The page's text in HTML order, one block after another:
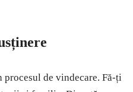
de vindecare. Fă-ți